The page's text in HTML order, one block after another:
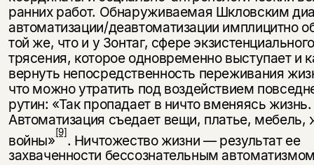
ранних работ. Об­наруживаемая Шкловским
автоматизации/деавтоматизации имплицитно
той же, что и у Зонтаг, сфере
трясения, которое одновременно выступает и
вернуть непосред­ственность переживания
что можно утратить под воздей­ствием
рутин: «Так пропадает в ничто вменяясь жизнь.
Автоматизация съедает вещи, платье, мебель,
войны»[9]. Ничтоже­ство жизни — результат ее
захваченности бессознательным